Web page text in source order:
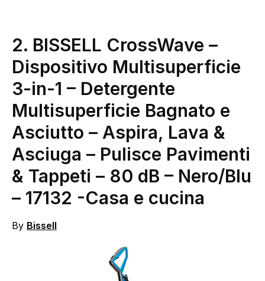
2. BISSELL CrossWave –
Dispositivo Multisuperficie
3-in-1 – Detergente
Multisuperficie Bagnato e
Asciutto – Aspira, Lava &
Asciuga – Pulisce Pavimenti
& Tappeti – 80 dB – Nero/Blu
– 17132 -Casa e cucina
By Bissell